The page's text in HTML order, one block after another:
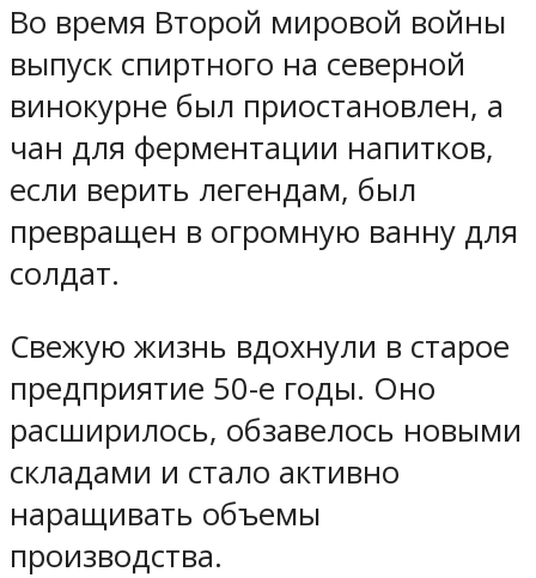
Во время Второй мировой войны
выпуск спиртного на северной
винокурне был приостановлен, а
чан для ферментации напитков,
если верить легендам, был
превращен в огромную ванну для
солдат.
Свежую жизнь вдохнули в старое
предприятие 50-е годы. Оно
расширилось, обзавелось новыми
складами и стало активно
наращивать объемы
производства.